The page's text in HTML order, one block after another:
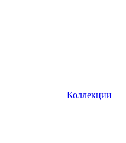
Коллекции